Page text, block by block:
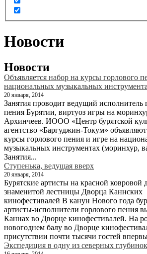
Новости
Новости
Объявляется набор на курсы горлового
национальных музыкальных
20 января, 2014
Занятия проводит ведущий исполнитель
пения Бурятии, виртуоз игры на
Архинчеев. ИООО «Центр бурятской
агентство «Баргуджин-Токум»
курсы горлового пения и игре на
музыкальных инструментах (моринхур,
Занятия...
Ступенька, ведущая вверх
20 января, 2014
Бурятские артисты на красной ковровой
знаменитой лестницы Дворца Каннских
кинофестивалей В канун Нового года
артисты-исполнители горлового пения
Каннах во Дворце кинофестивалей. На
новогоднем балу во Дворце
присутствии почти тысячи гостей
Экспедиция в одну из северных